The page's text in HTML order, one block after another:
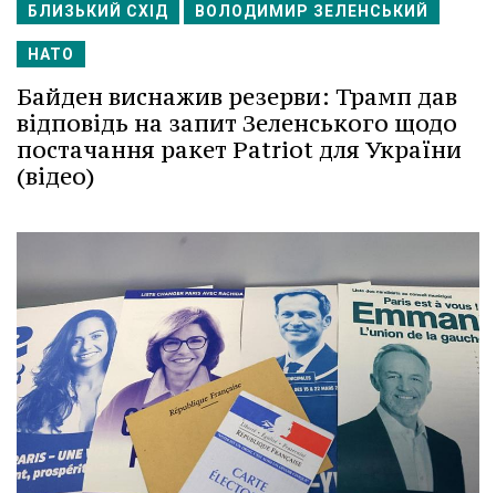
БЛИЗЬКИЙ СХІД ВОЛОДИМИР ЗЕЛЕНСЬКИЙ
НАТО
Байден виснажив резерви: Трамп дав
відповідь на запит Зеленського щодо
постачання ракет Patriot для України
(відео)